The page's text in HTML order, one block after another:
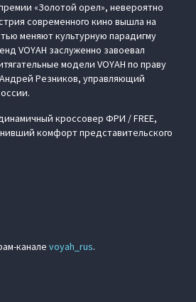
«Золотой орел», невероятно
современного кино вышла на
меняют культурную парадигму
VOYAH заслуженно завоевал
модели VOYAH по праву
Резников, управляющий
кроссовер ФРИ / FREE,
комфорт представительского
канале voyah_rus.